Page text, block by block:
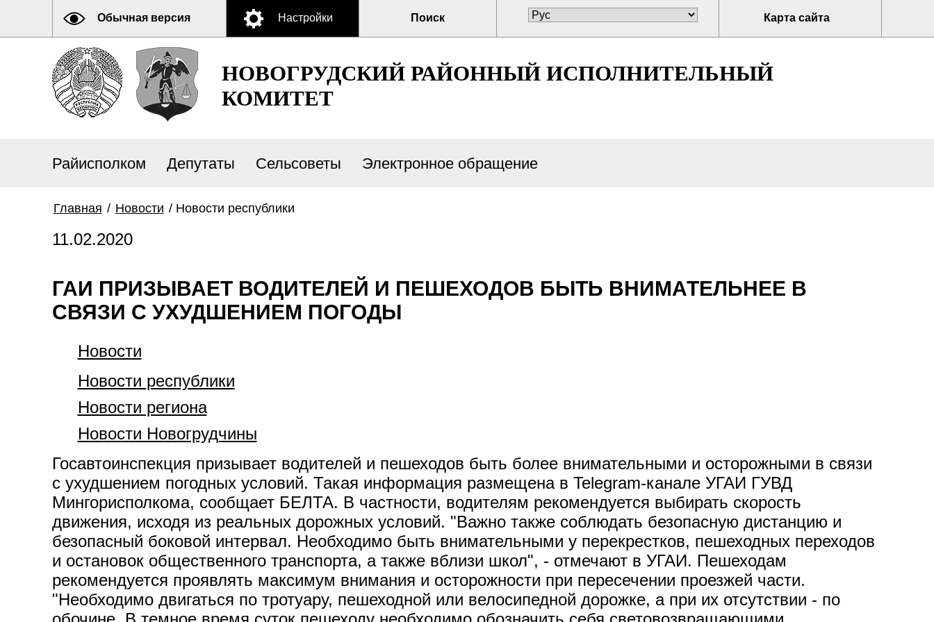
Обычная версия Настройки Поиск Карта сайта
НОВОГРУДСКИЙ РАЙОННЫЙ ИСПОЛНИТЕЛЬНЫЙ
КОМИТЕТ
Райисполком Депутаты Сельсоветы Электронное обращение
Главная / Новости / Новости республики
11.02.2020
ГАИ ПРИЗЫВАЕТ ВОДИТЕЛЕЙ И ПЕШЕХОДОВ БЫТЬ ВНИМАТЕЛЬНЕЕ В
СВЯЗИ С УХУДШЕНИЕМ ПОГОДЫ
Новости
Новости республики
Новости региона
Новости Новогрудчины
Госавтоинспекция призывает водителей и пешеходов быть более внимательными и осторожными в связи
с ухудшением погодных условий. Такая информация размещена в Telegram-канале УГАИ ГУВД
Мингорисполкома, сообщает БЕЛТА. В частности, водителям рекомендуется выбирать скорость
движения, исходя из реальных дорожных условий. "Важно также соблюдать безопасную дистанцию и
безопасный боковой интервал. Необходимо быть внимательными у перекрестков, пешеходных переходов
и остановок общественного транспорта, а также вблизи школ", - отмечают в УГАИ. Пешеходам
рекомендуется проявлять максимум внимания и осторожности при пересечении проезжей части.
"Необходимо двигаться по тротуару, пешеходной или велосипедной дорожке, а при их отсутствии - по